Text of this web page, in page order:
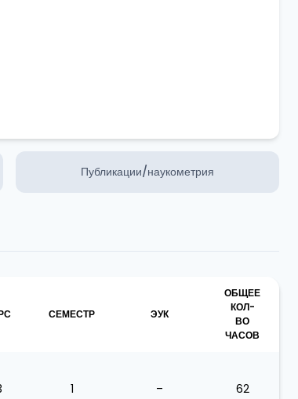
Публикации/наукометрия
СЕМЕСТР ЭУК
ОБЩЕЕ
КОЛ-
ВО
ЧАСОВ
1 – 62